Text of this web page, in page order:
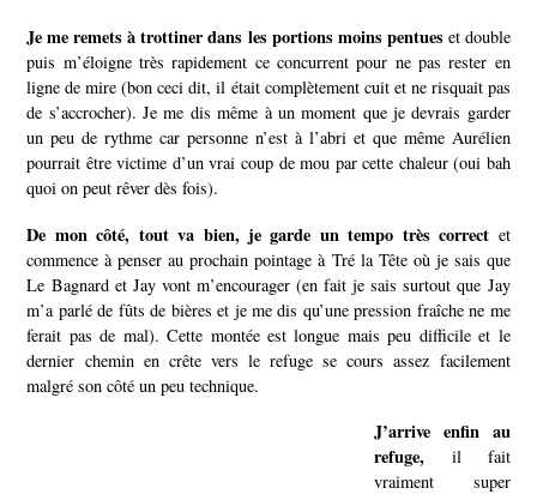
Je me remets à trottiner dans les portions moins pentues et double
puis m’éloigne très rapidement ce concurrent pour ne pas rester en
ligne de mire (bon ceci dit, il était complètement cuit et ne risquait pas
de s’accrocher). Je me dis même à un moment que je devrais garder
un peu de rythme car personne n’est à l’abri et que même Aurélien
pourrait être victime d’un vrai coup de mou par cette chaleur (oui bah
quoi on peut rêver dès fois).
De mon côté, tout va bien, je garde un tempo très correct et
commence à penser au prochain pointage à Tré la Tête où je sais que
Le Bagnard et Jay vont m’encourager (en fait je sais surtout que Jay
m’a parlé de fûts de bières et je me dis qu’une pression fraîche ne me
ferait pas de mal).Cette montée est longue mais peu difficile et le
dernier chemin en crête vers le refuge se cours assez facilement
malgré son côté un peu technique.
J’arrive enfin au
refuge, il fait
vraiment super